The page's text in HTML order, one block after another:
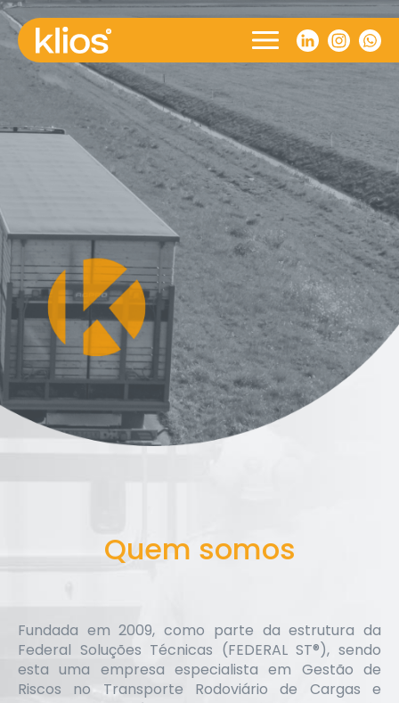
Quem somos
Fundada em 2009, como parte da estrutura da
Federal Soluções Técnicas (FEDERAL ST®), sendo
esta uma empresa especialista em Gestão de
Riscos no Transporte Rodoviário de Cargas e